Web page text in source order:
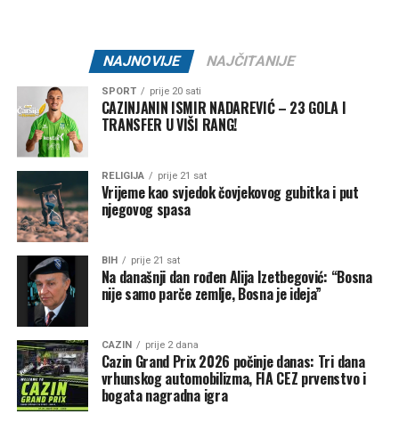
jednom je pokazala koliko je važno njegovati kulturu
empatije, poštovanja i odgovornosti, posebno u trenucima
kada cijela zajednica dijeli bol zbog nenadoknadivog
gubitka.
Share Post
Share
Mail
NAJNOVIJE NAJČITANIJE
SPORT prije 20 sati
CAZINJANIN ISMIR NADAREVIĆ – 23 GOLA I
TRANSFER U VIŠI RANG!
RELIGIJA prije 21 sat
Vrijeme kao svjedok čovjekovog gubitka i put
njegovog spasa
BIH prije 21 sat
Na današnji dan rođen Alija Izetbegović: “Bosna
nije samo parče zemlje, Bosna je ideja”
CAZIN prije 2 dana
Cazin Grand Prix 2026 počinje danas: Tri dana
vrhunskog automobilizma, FIA CEZ prvenstvo i
bogata nagradna igra